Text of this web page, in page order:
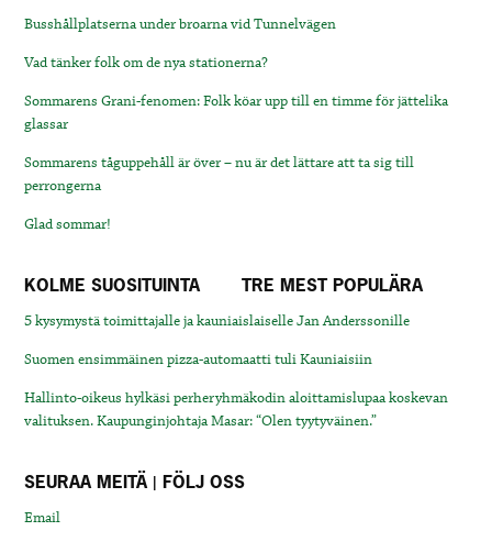
Busshållplatserna under broarna vid Tunnelvägen
Vad tänker folk om de nya stationerna?
Sommarens Grani-fenomen: Folk köar upp till en timme för jättelika
glassar
Sommarens tåguppehåll är över – nu är det lättare att ta sig till
perrongerna
Glad sommar!
KOLME SUOSITUINTA TRE MEST POPULÄRA
5 kysymystä toimittajalle ja kauniaislaiselle Jan Anderssonille
Suomen ensimmäinen pizza-automaatti tuli Kauniaisiin
Hallinto-oikeus hylkäsi perheryhmäkodin aloittamislupaa koskevan
valituksen. Kaupunginjohtaja Masar: “Olen tyytyväinen.”
SEURAA MEITÄ | FÖLJ OSS
Email